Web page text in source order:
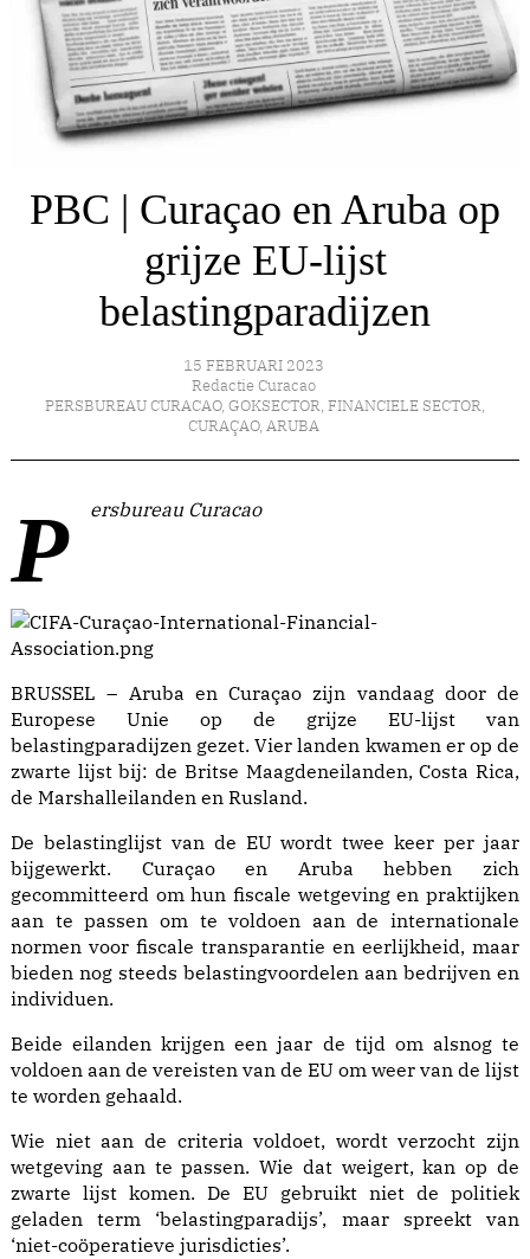
PBC | Curaçao en Aruba op
grijze EU-lijst
belastingparadijzen
15 FEBRUARI 2023
Redactie Curacao
PERSBUREAU CURACAO, GOKSECTOR, FINANCIELE SECTOR,
CURAÇAO, ARUBA
Persbureau Curacao
BRUSSEL – Aruba en Curaçao zijn vandaag door de
Europese Unie op de grijze EU-lijst van
belastingparadijzen gezet. Vier landen kwamen er op de
zwarte lijst bij: de Britse Maagdeneilanden, Costa Rica,
de Marshalleilanden en Rusland.
De belastinglijst van de EU wordt twee keer per jaar
bijgewerkt. Curaçao en Aruba hebben zich
gecommitteerd om hun fiscale wetgeving en praktijken
aan te passen om te voldoen aan de internationale
normen voor fiscale transparantie en eerlijkheid, maar
bieden nog steeds belastingvoordelen aan bedrijven en
individuen.
Beide eilanden krijgen een jaar de tijd om alsnog te
voldoen aan de vereisten van de EU om weer van de lijst
te worden gehaald.
Wie niet aan de criteria voldoet, wordt verzocht zijn
wetgeving aan te passen. Wie dat weigert, kan op de
zwarte lijst komen. De EU gebruikt niet de politiek
geladen term ‘belastingparadijs’, maar spreekt van
‘niet-coöperatieve jurisdicties’.